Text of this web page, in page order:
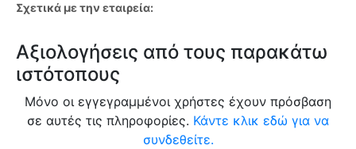
Σχετικά με την εταιρεία:
Αξιολογήσεις από τους παρακάτω
ιστότοπους
Μόνο οι εγγεγραμμένοι χρήστες έχουν πρόσβαση
σε αυτές τις πληροφορίες. Κάντε κλικ εδώ για να
συνδεθείτε.